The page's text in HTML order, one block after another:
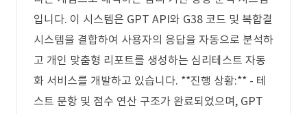
입니다. 이 시스템은 GPT API와 G38 코드 및 복합결
시스템을 결합하여 사용자의 응답을 자동으로 분석하
고 개인 맞춤형 리포트를 생성하는 심리테스트 자동
화 서비스를 개발하고 있습니다. **진행 상황:** - 테
스트 문항 및 점수 연산 구조가 완료되었으며, GPT